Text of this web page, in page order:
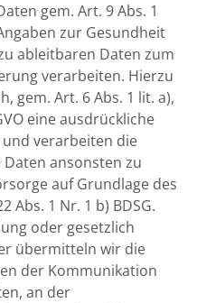
gem. Art. 9 Abs. 1
zur Gesundheit
ableitbaren Daten zum
verarbeiten. Hierzu
gem. Art. 6 Abs. 1 lit. a),
eine ausdrückliche
verarbeiten die
ansonsten zu
auf Grundlage des
Abs. 1 Nr. 1 b) BDSG.
oder gesetzlich
übermitteln wir die
der Kommunikation
an der